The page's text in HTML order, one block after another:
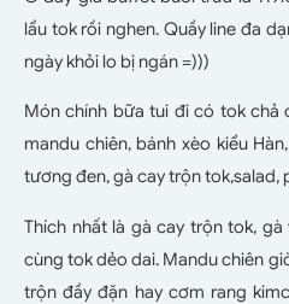
lẩu tok rồi nghen. Quầy line đa
ngày khỏi lo bị ngán =)))
Món chính bữa tui đi có tok chả
mandu chiên, bánh xèo kiểu
tương đen, gà cay trộn tok,salad,
Thích nhất là gà cay trộn tok,
cùng tok dẻo dai. Mandu chiên
trộn đầy đặn hay cơm rang